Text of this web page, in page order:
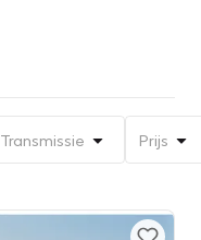
Transmissie Prijs